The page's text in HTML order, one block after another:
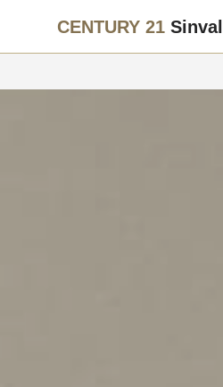
CENTURY 21 Sinval